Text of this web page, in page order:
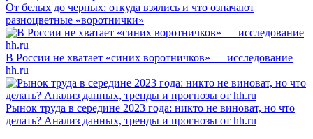
От белых до черных: откуда взялись и что означают
разноцветные «воротнички»
В России не хватает «синих воротничков» — исследование
hh.ru
Рынок труда в середине 2023 года: никто не виноват, но что
делать? Анализ данных, тренды и прогнозы от hh.ru